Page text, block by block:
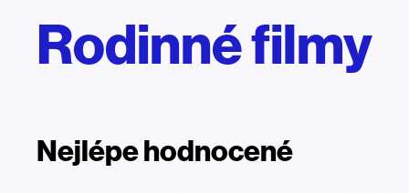
Rodinné filmy
Nejlépe hodnocené